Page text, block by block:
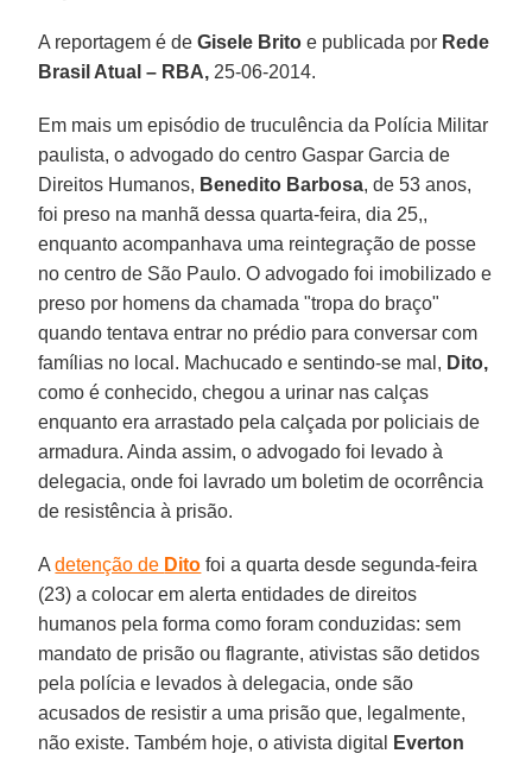
A reportagem é de Gisele Brito e publicada por Rede
Brasil Atual – RBA, 25-06-2014.
Em mais um episódio de truculência da Polícia Militar
paulista, o advogado do centro Gaspar Garcia de
Direitos Humanos, Benedito Barbosa, de 53 anos,
foi preso na manhã dessa quarta-feira, dia 25,,
enquanto acompanhava uma reintegração de posse
no centro de São Paulo. O advogado foi imobilizado e
preso por homens da chamada "tropa do braço"
quando tentava entrar no prédio para conversar com
famílias no local. Machucado e sentindo-se mal, Dito,
como é conhecido, chegou a urinar nas calças
enquanto era arrastado pela calçada por policiais de
armadura. Ainda assim, o advogado foi levado à
delegacia, onde foi lavrado um boletim de ocorrência
de resistência à prisão.
Adetenção de Dito foi a quarta desde segunda-feira
(23) a colocar em alerta entidades de direitos
humanos pela forma como foram conduzidas: sem
mandato de prisão ou flagrante, ativistas são detidos
pela polícia e levados à delegacia, onde são
acusados de resistir a uma prisão que, legalmente,
não existe. Também hoje, o ativista digital
Everton